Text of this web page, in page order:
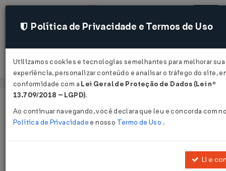
Acessar
Publicado no DOE - MA em 5 jan 2016
Política de Privacidade e Termos de Uso
Utilizamos cookies e tecnologias semelhantes para melhorar sua
experiência, personalizar conteúdo e analisar o tráfego do site,
conformidade com a Lei Geral de Proteção de Dados (Lei nº
13.709/2018 – LGPD).
Ao continuar navegando, você declara que leu e concorda com
Política de Privacidade e nosso Termo de Uso .
Li e